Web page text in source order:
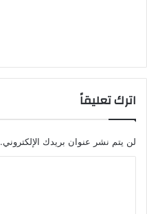
اترك تعليقاً
لن يتم نشر عنوان بريدك الإلكتروني.